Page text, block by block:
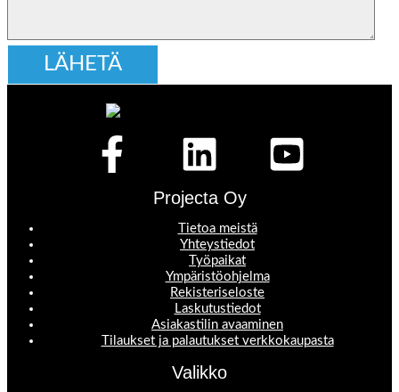
Projecta Oy
Tietoa meistä
Yhteystiedot
Työpaikat
Ympäristöohjelma
Rekisteriseloste
Laskutustiedot
Asiakastilin avaaminen
Tilaukset ja palautukset verkkokaupasta
Valikko